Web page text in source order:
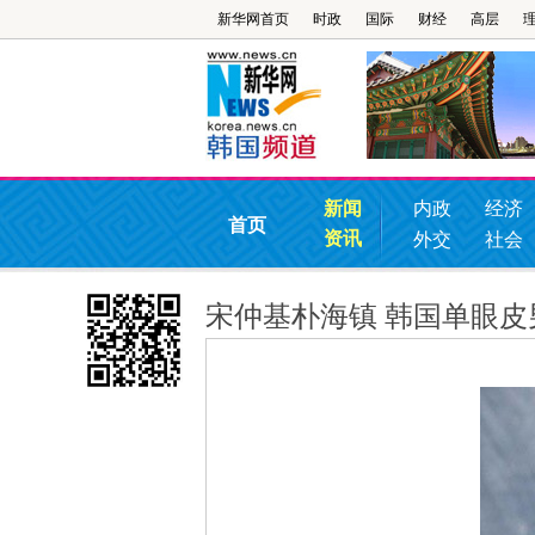
新华网首页 时政 国际 财经 高层
首页
新闻
资讯
内政
经济
外交
社会
宋仲基朴海镇 韩国单眼